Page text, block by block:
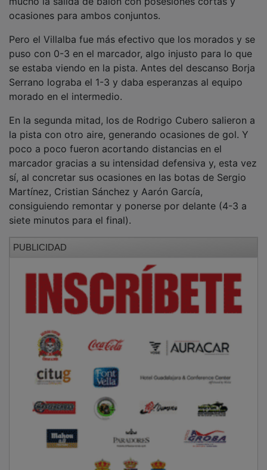
ocasiones para ambos conjuntos.
puso con 0-3 en el marcador, algo injusto para lo que
se estaba viendo en la pista. Antes del descanso Borja
Serrano lograba el 1-3 y daba esperanzas al equipo
morado en el intermedio.
la pista con otro aire, generando ocasiones de gol. Y
poco a poco fueron acortando distancias en el
marcador gracias a su intensidad defensiva y, esta vez
sí, al concretar sus ocasiones en las botas de Sergio
Martínez, Cristian Sánchez y Aarón García,
consiguiendo remontar y ponerse por delante (4-3 a
siete minutos para el final).